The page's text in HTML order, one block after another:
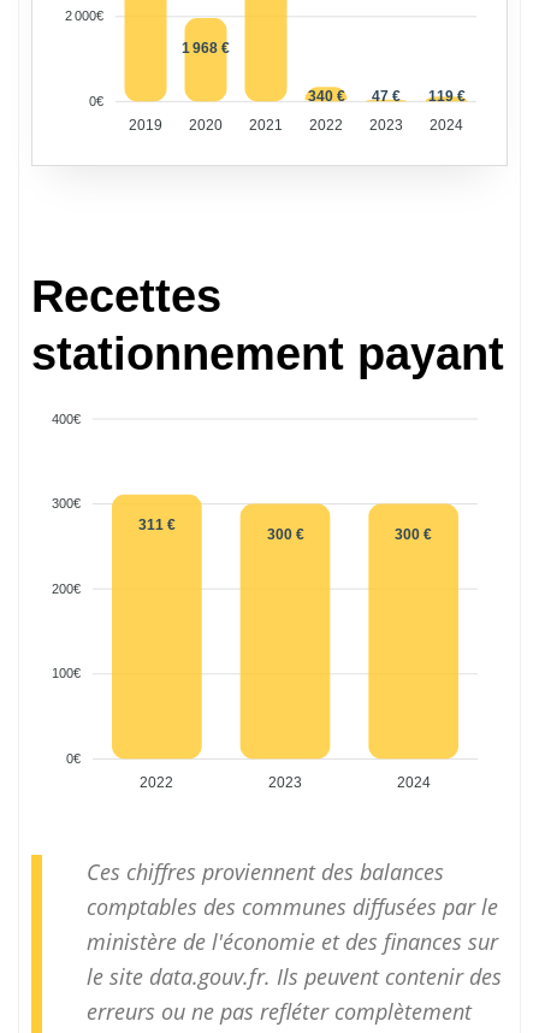
2 000€
0€
1 968 €
340 € 47 €
119 €
2019
2020 2021 2022 2023 2024
Recettes
stationnement payant
400€
300€
200€
100€
0€
311 €
300 € 300 €
2022 2023 2024
Ces chiffres proviennent des balances
comptables des communes diffusées par le
ministère de l'économie et des finances sur
le site data.gouv.fr. Ils peuvent contenir des
erreurs ou ne pas refléter complètement